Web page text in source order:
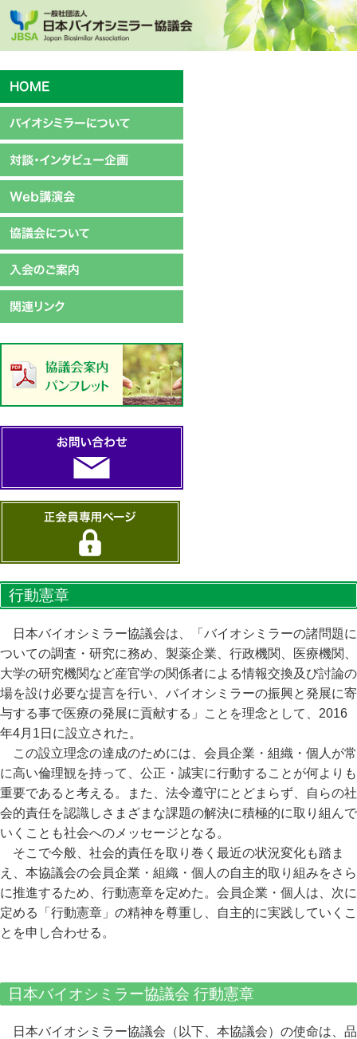
行動憲章
日本バイオシミラー協議会は、「バイオシミラーの諸問題に
ついての調査・研究に務め、製薬企業、行政機関、医療機関、
大学の研究機関など産官学の関係者による情報交換及び討論の
場を設け必要な提言を行い、バイオシミラーの振興と発展に寄
与する事で医療の発展に貢献する」ことを理念として、2016
年4月1日に設立された。
この設立理念の達成のためには、会員企業・組織・個人が常
に高い倫理観を持って、公正・誠実に行動することが何よりも
重要であると考える。また、法令遵守にとどまらず、自らの社
会的責任を認識しさまざまな課題の解決に積極的に取り組んで
いくことも社会へのメッセージとなる。
そこで今般、社会的責任を取り巻く最近の状況変化も踏ま
え、本協議会の会員企業・組織・個人の自主的取り組みをさら
に推進するため、行動憲章を定めた。会員企業・個人は、次に
定める「行動憲章」の精神を尊重し、自主的に実践していくこ
とを申し合わせる。
日本バイオシミラー協議会 行動憲章
日本バイオシミラー協議会（以下、本協議会）の使命は、品